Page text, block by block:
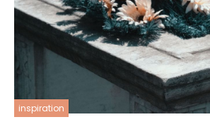
inspiration